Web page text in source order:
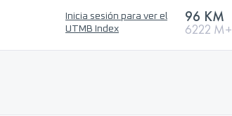
Inicia sesión para ver el
UTMB Index
96 KM
6222 M+